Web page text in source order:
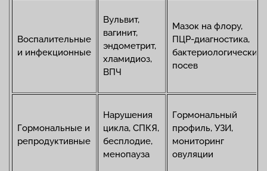
Воспалительные
и инфекционные
Вульвит,
вагинит,
эндометрит,
хламидиоз,
ВПЧ
Мазок на флору,
ПЦР-диагностика,
бактериологический
посев
Гормональные и
репродуктивные
Нарушения
цикла, СПКЯ,
бесплодие,
менопауза
Гормональный
профиль, УЗИ,
мониторинг
овуляции